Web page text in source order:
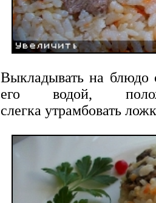
Выкладывать на
его водой,
слегка утрамбовать